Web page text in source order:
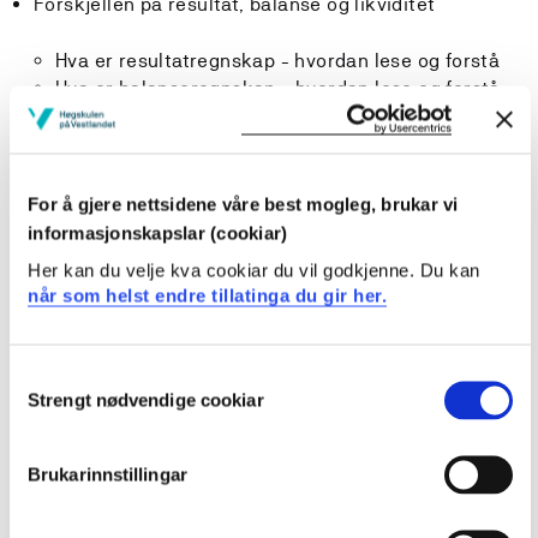
For å gjere nettsidene våre best mogleg, brukar vi
informasjonskapslar (cookiar)
Her kan du velje kva cookiar du vil godkjenne. Du kan
når som helst endre tillatinga du gir her.
Selection
Strengt nødvendige cookiar
Brukarinnstillingar
Hva er resultatregnskap - hvordan lese og forstå
Hva er balanseregnskap - hvordan lese og forstå
Hvordan lese trender og faresignaler
Budsjettering og prognosearbeid
Økonomistyring i prosjekter
Nøkkeltall
virksomhet
Læringsutbytte